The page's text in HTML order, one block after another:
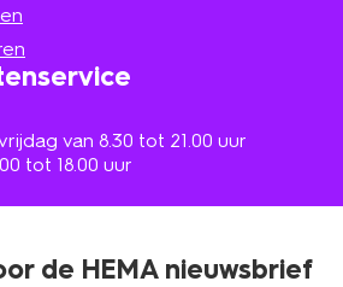
van 8.30 tot 21.00 uur
tot 18.00 uur
de HEMA nieuwsbrief